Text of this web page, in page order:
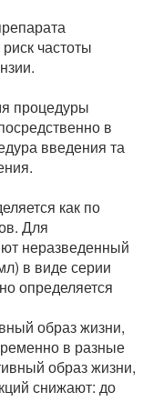
частоты
процедуры
в
введения та
как по
Для
неразведенный
в виде серии
определяется
образ жизни,
в разные
образ жизни,
снижают: до